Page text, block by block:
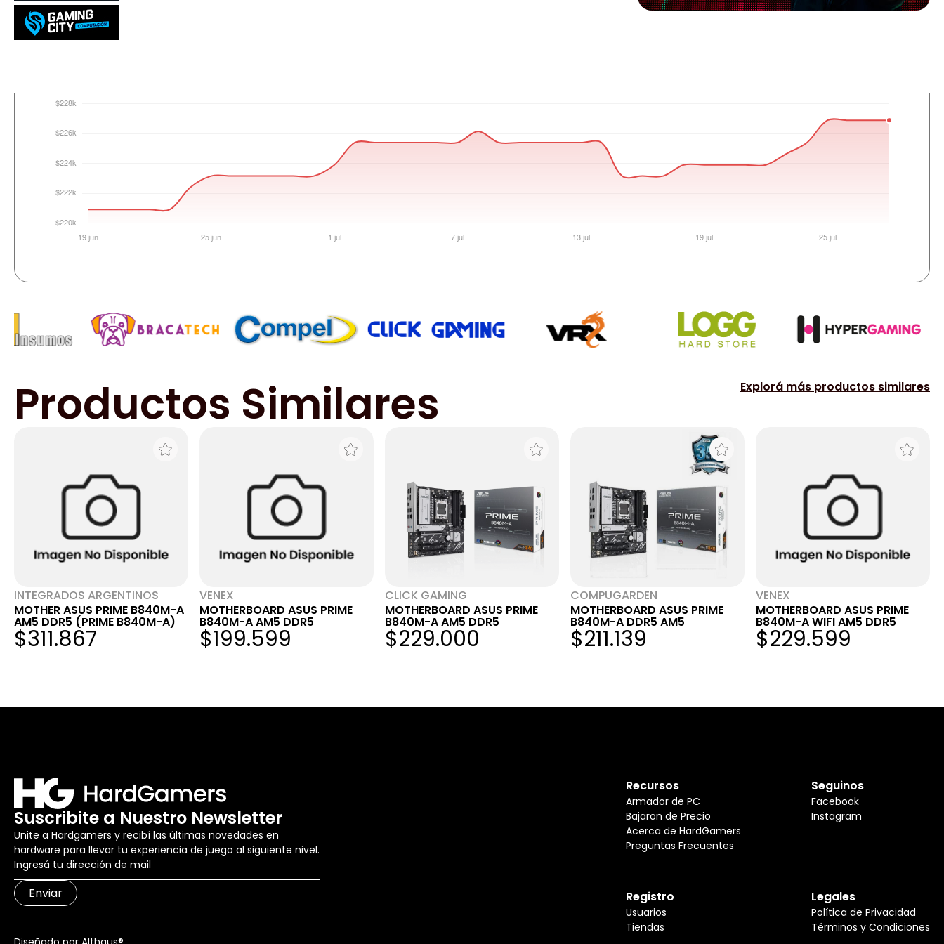
Productos Similares Explorá más productos similares
INTEGRADOS ARGENTINOS
MOTHER ASUS PRIME B840M-A
AM5 DDR5 (PRIME B840M-A)
$311.867
VENEX
MOTHERBOARD ASUS PRIME
B840M-A AM5 DDR5
$199.599
CLICK GAMING
MOTHERBOARD ASUS PRIME
B840M-A AM5 DDR5
$229.000
COMPUGARDEN
MOTHERBOARD ASUS PRIME
B840M-A DDR5 AM5
$211.139
VENEX
MOTHERBOARD ASUS PRIME
B840M-A WIFI AM5 DDR5
$229.599
Suscribite a Nuestro Newsletter
Unite a Hardgamers y recibí las últimas novedades en
hardware para llevar tu experiencia de juego al siguiente nivel.
Enviar
Recursos
Armador de PC
Bajaron de Precio
Acerca de HardGamers
Preguntas Frecuentes
Seguinos
Facebook
Instagram
Registro
Usuarios
Tiendas
Legales
Política de Privacidad
Términos y Condiciones